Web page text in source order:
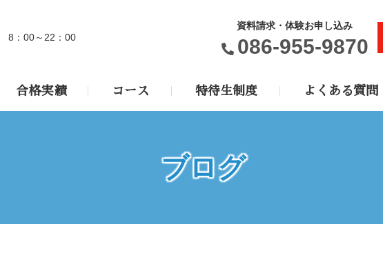
8：00～22：00
資料請求・体験お申し込み
086-955-9870
合格実績 コース 特待生制度 よくある質問
ブログ